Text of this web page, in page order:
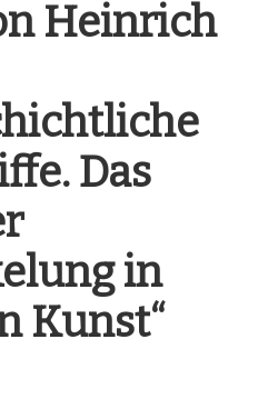
Heinrich
Das
in
Kunst“